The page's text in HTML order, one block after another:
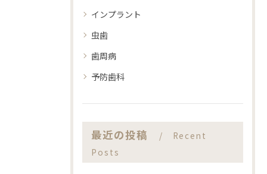
インプラント
虫歯
歯周病
予防歯科
最近の投稿
Recent
Posts